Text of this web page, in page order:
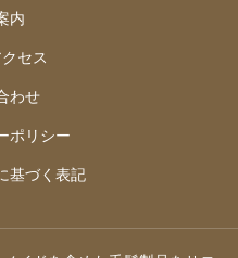
内
セス
わせ
ポリシー
基づく表記